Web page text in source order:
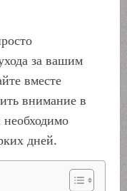
за вашим
вместе
внимание в
необходимо
дней.